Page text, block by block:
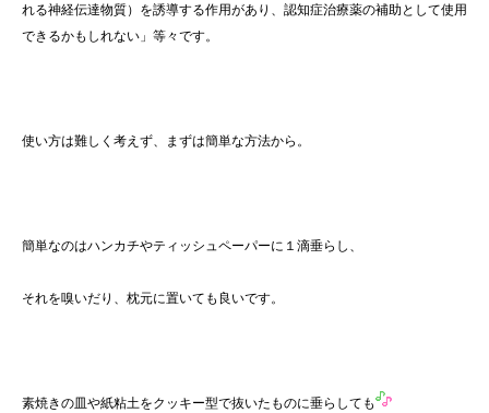
れる神経伝達物質）を誘導する作用があり、認知症治療薬の補助として使用
できるかもしれない」等々です。
使い方は難しく考えず、まずは簡単な方法から。
簡単なのはハンカチやティッシュペーパーに１滴垂らし、
それを嗅いだり、枕元に置いても良いです。
素焼きの皿や紙粘土をクッキー型で抜いたものに垂らしても